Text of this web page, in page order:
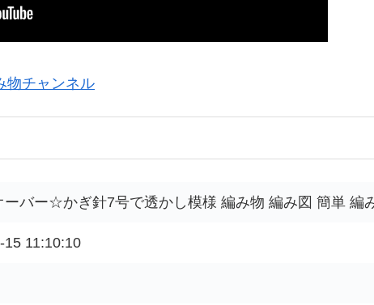
物チャンネル
バー☆かぎ針7号で透かし模様 編み物 編み図 簡単 編
15 11:10:10